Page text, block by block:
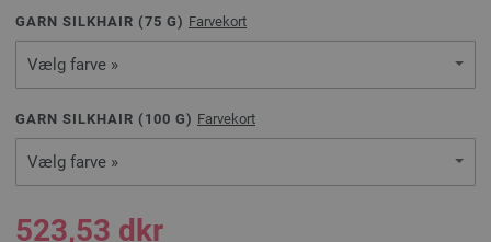
GARN SILKHAIR (75 G) Farvekort
Vælg farve »
GARN SILKHAIR ( 100 G) Farvekort
Vælg farve »
523,53 dkr